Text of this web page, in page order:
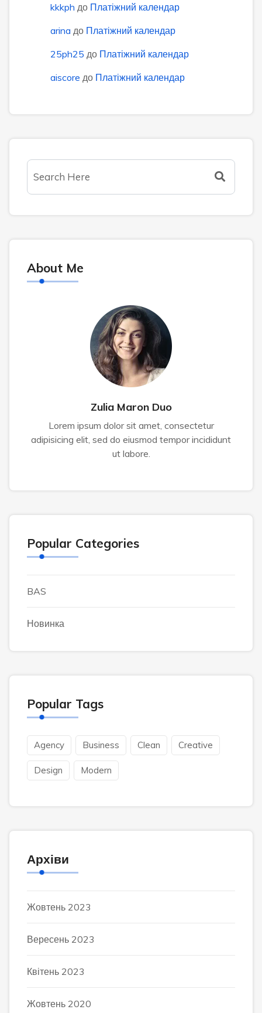
kkkph до Платіжний календар
arina до Платіжний календар
25ph25 до Платіжний календар
aiscore до Платіжний календар
About Me
Zulia Maron Duo
Lorem ipsum dolor sit amet, consectetur
adipisicing elit, sed do eiusmod tempor incididunt
ut labore.
Popular Categories
BAS
Новинка
Popular Tags
Agency Business Clean Creative
Design Modern
Архіви
Жовтень 2023
Вересень 2023
Квітень 2023
Жовтень 2020